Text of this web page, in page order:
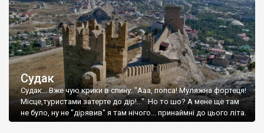
Судак
Судак... Вже чую крики в спину: "Ааа, попса! Муляжна фортеця!
Місце,туристами затерте до дір!..." Но то шо? А мене ще там
не було, ну не "дірявив" я там нічого... принаймні до цього літа.